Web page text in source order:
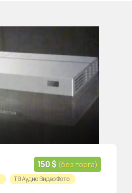
150 $ (без торга)
ТВ Аудио Видео Фото